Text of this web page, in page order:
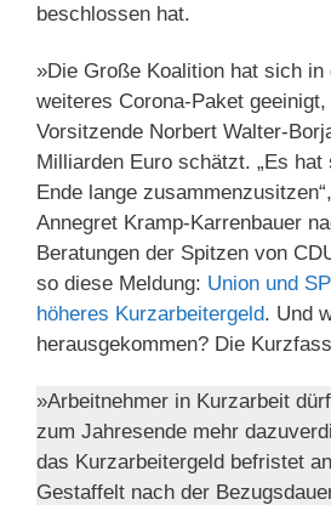
beschlossen hat.
»Die Große Koalition hat sich in
weiteres Corona-Paket
Vorsitzende Norbert Walter-
Milliarden Euro schätzt. „Es hat
Ende lange
Annegret Kramp-Karrenbauer
Beratungen der Spitzen von
so diese Meldung: Union und
höheres Kurzarbeitergeld. Und
herausgekommen? Die
»Arbeitnehmer in Kurzarbeit
zum Jahresende mehr
das Kurzarbeitergeld befristet
Gestaffelt nach der